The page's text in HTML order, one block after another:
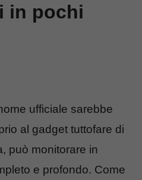
in pochi
ufficiale sarebbe
al gadget tuttofare di
può monitorare in
e profondo. Come